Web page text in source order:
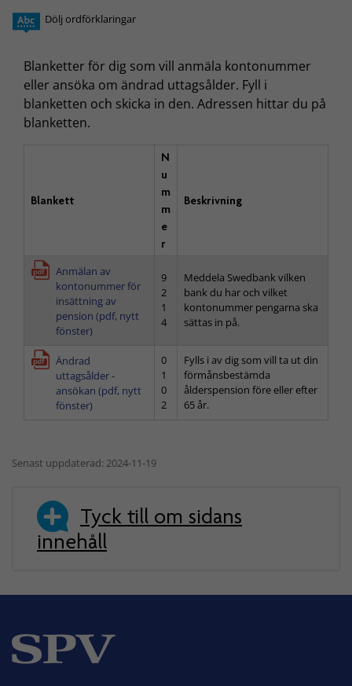
Dölj ordförklaringar
Blanketter för dig som vill anmäla kontonummer
eller ansöka om ändrad uttagsålder. Fyll i
blanketten och skicka in den. Adressen hittar du på
blanketten.
Blankett
N
u
m
m
e
r
Beskrivning
Anmälan av
kontonummer för
insättning av
pension (pdf, nytt
fönster)
9
2
1
4
Meddela Swedbank vilken
bank du har och vilket
kontonummer pengarna ska
sättas in på.
Ändrad
uttagsålder -
ansökan (pdf, nytt
fönster)
0
1
0
2
Fylls i av dig som vill ta ut din
förmånsbestämda
ålderspension före eller efter
65 år.
Senast uppdaterad: 2024-11-19
Tyck till om sidans
innehåll